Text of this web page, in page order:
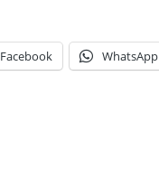
Facebook WhatsApp